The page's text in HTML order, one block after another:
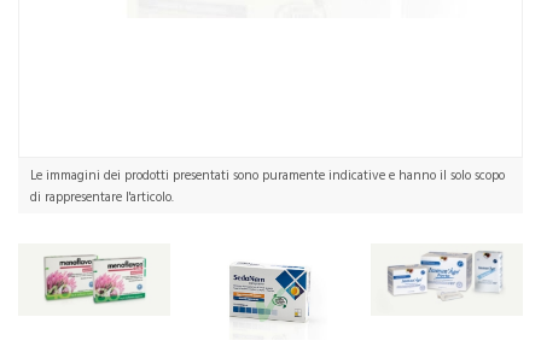
Le immagini dei prodotti presentati sono puramente indicative e hanno il solo scopo
di rappresentare l'articolo.